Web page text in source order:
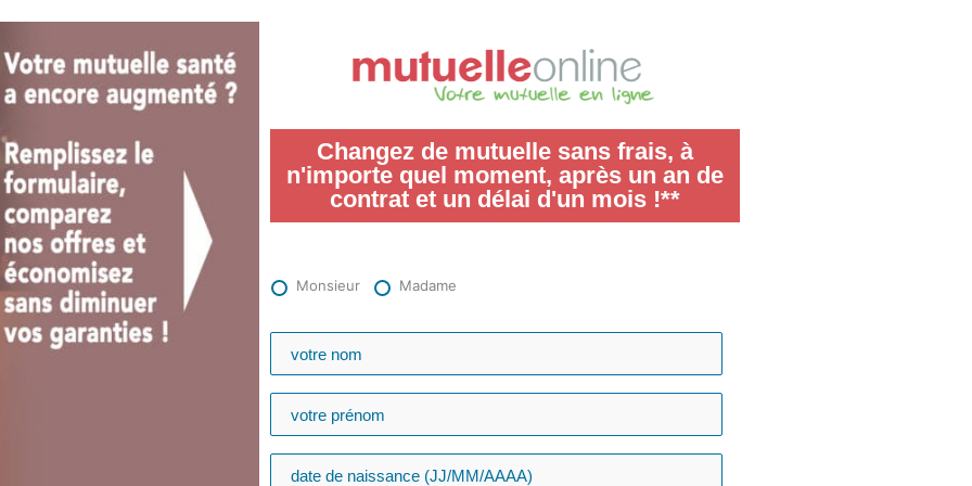
Changez de mutuelle sans frais, à
n'importe quel moment, après un an de
contrat et un délai d'un mois !**
Monsieur Madame